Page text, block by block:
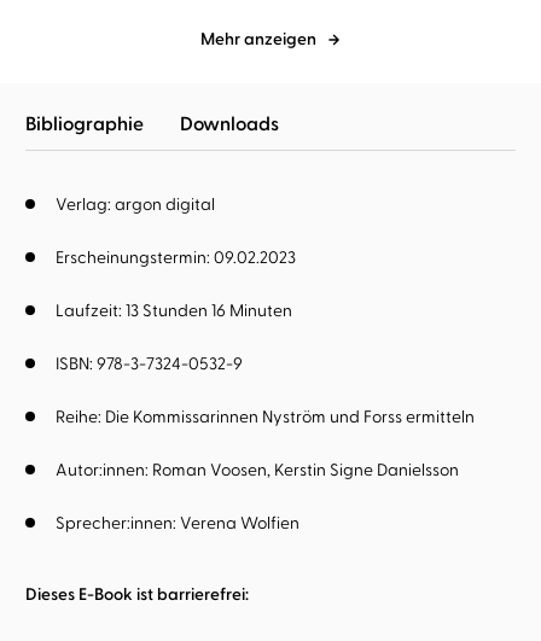
Mehr anzeigen
Bibliographie Downloads
Verlag: argon digital
Erscheinungstermin: 09.02.2023
Laufzeit: 13 Stunden 16 Minuten
ISBN: 978-3-7324-0532-9
Reihe: Die Kommissarinnen Nyström und Forss ermitteln
Autor:innen: Roman Voosen Kerstin Signe Danielsson
Sprecher:innen: Verena Wolfien
Dieses E-Book ist barrierefrei: